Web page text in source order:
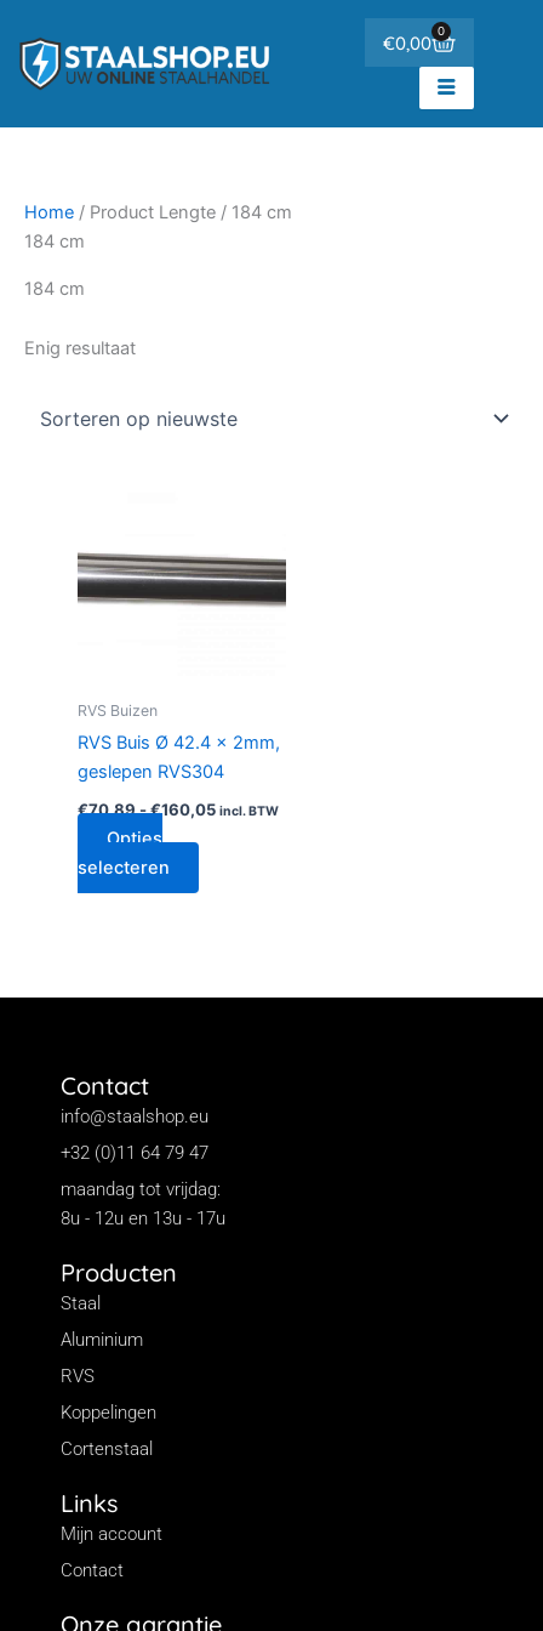
inhoud
naar
€0,00 0
Home / Product Lengte / 184 cm
184 cm
184 cm
Enig resultaat
RVS Buizen
RVS Buis Ø 42.4 x 2mm,
geslepen RVS304
€70,89-€160,05 incl. BTW
Opties
selecteren
meerdere
variaties.
worden
op
de
productpagina
Contact
info@staalshop.eu
+32 (0)11 64 79 47
maandag tot vrijdag:
8u - 12u en 13u - 17u
Producten
Staal
Aluminium
RVS
Koppelingen
Cortenstaal
Links
Mijn account
Contact
Onze garantie